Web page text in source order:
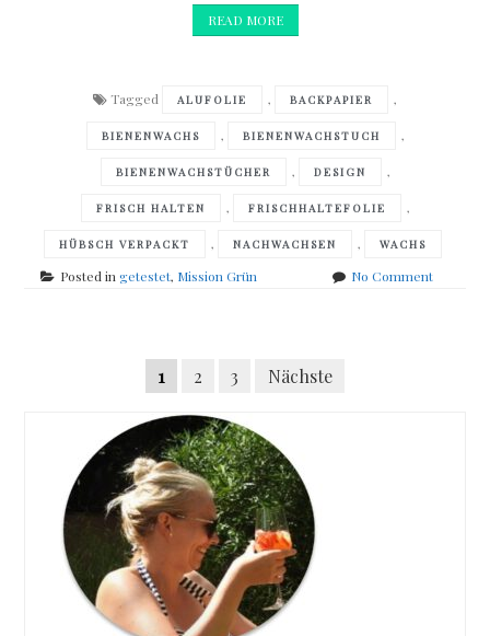
READ MORE
Tagged ALUFOLIE , BACKPAPIER ,
BIENENWACHS , BIENENWACHSTUCH ,
BIENENWACHSTÜCHER , DESIGN ,
FRISCH HALTEN , FRISCHHALTEFOLIE ,
HÜBSCH VERPACKT , NACHWACHSEN , WACHS
Posted ingetestet, Mission Grün No Commenton
navigation
Seitennummerierung
Beiträge
1 2 3 Nächste